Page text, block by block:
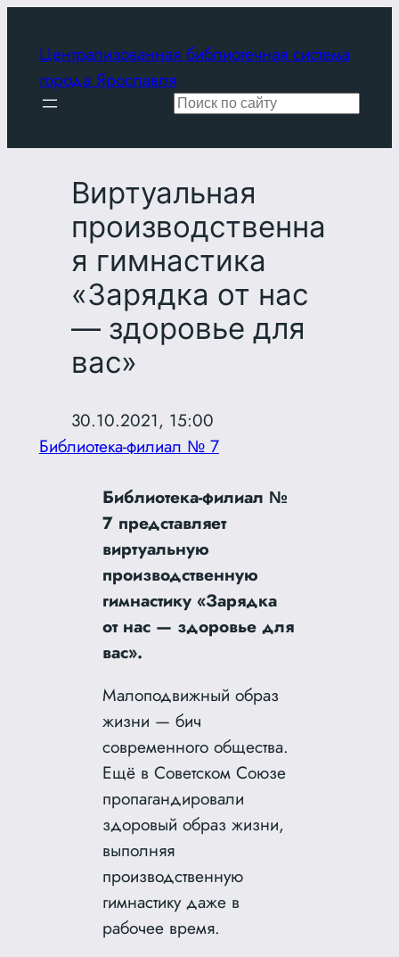
содержимому
Централизованная библиотечная система
города Ярославля
Поиск
Виртуальная
производственна
я гимнастика
«Зарядка от нас
— здоровье для
вас»
30.10.2021, 15:00
Библиотека-филиал № 7
Библиотека-филиал №
7 представляет
виртуальную
производственную
гимнастику «Зарядка
от нас — здоровье для
вас».
Малоподвижный образ
жизни — бич
современного общества.
Ещё в Советском Союзе
пропагандировали
здоровый образ жизни,
выполняя
производственную
гимнастику даже в
рабочее время.